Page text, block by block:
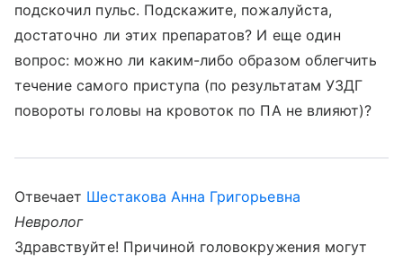
подскочил пульс. Подскажите, пожалуйста,
достаточно ли этих препаратов? И еще один
вопрос: можно ли каким-либо образом облегчить
течение самого приступа (по результатам УЗДГ
повороты головы на кровоток по ПА не влияют)?
Отвечает Шестакова Анна Григорьевна
Невролог
Здравствуйте! Причиной головокружения могут